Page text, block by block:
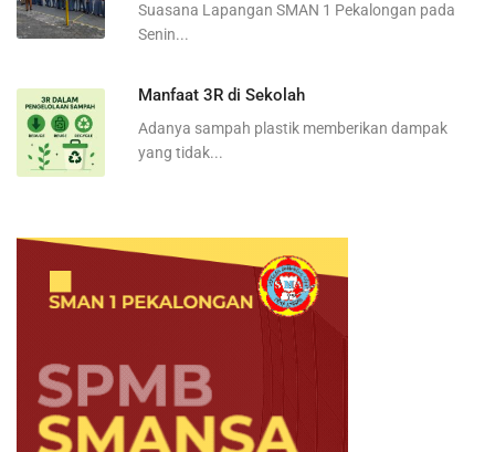
Suasana Lapangan SMAN 1 Pekalongan pada
Senin...
Manfaat 3R di Sekolah
Adanya sampah plastik memberikan dampak
yang tidak...